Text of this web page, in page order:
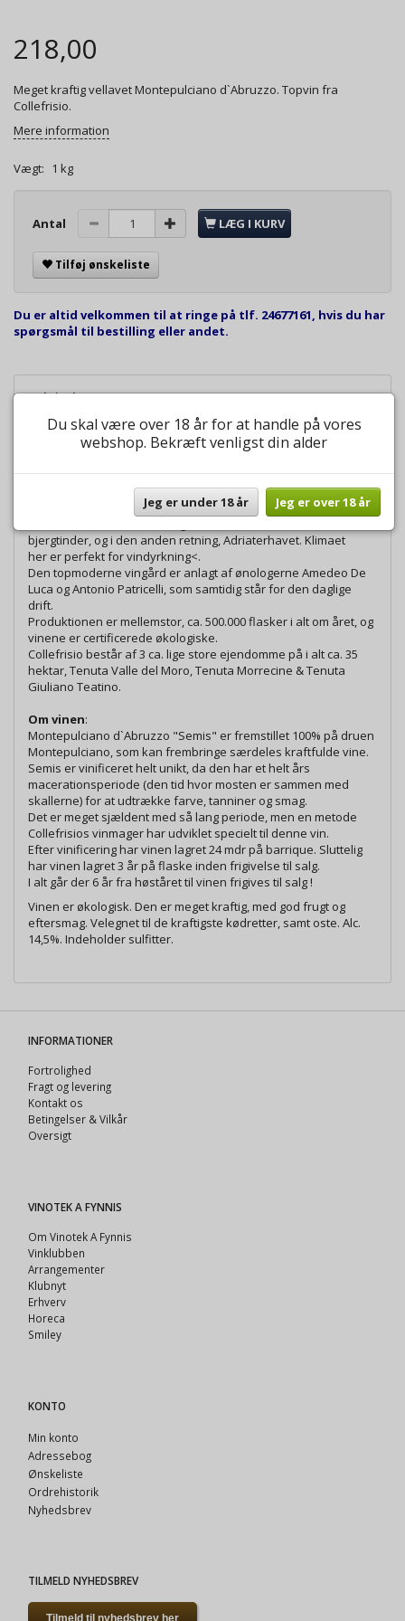
218,00
Meget kraftig vellavet Montepulciano d`Abruzzo. Topvin fra
Collefrisio.
Mere information
Vægt: 1 kg
Antal LÆG I KURV
Tilføj ønskeliste
Du er altid velkommen til at ringe på tlf. 24677161, hvis du har
spørgsmål til bestilling eller andet.
Beskrivelse
Om vinhuset Collefrisio:
provinsen nær byen Frisa, i regionen Abruzzo. Smukt
beliggende mellem bjerge og hav. Som salgschefen Andrea
Bianco beskriver det: > Man kan opholde sig på vingården om
bjergtinder, og i den anden retning, Adriaterhavet. Klimaet
her er perfekt for vindyrkning<.
Den topmoderne vingård er anlagt af ønologerne Amedeo De
Luca og Antonio Patricelli, som samtidig står for den daglige
drift.
Produktionen er mellemstor, ca. 500.000 flasker i alt om året, og
vinene er certificerede økologiske.
Collefrisio består af 3 ca. lige store ejendomme på i alt ca. 35
hektar, Tenuta Valle del Moro, Tenuta Morrecine & Tenuta
Giuliano Teatino.
Om vinen:
Montepulciano d`Abruzzo "Semis" er fremstillet 100% på druen
Montepulciano, som kan frembringe særdeles kraftfulde vine.
Semis er vinificeret helt unikt, da den har et helt års
macerationsperiode (den tid hvor mosten er sammen med
skallerne) for at udtrække farve, tanniner og smag.
Det er meget sjældent med så lang periode, men en metode
Collefrisios vinmager har udviklet specielt til denne vin.
Efter vinificering har vinen lagret 24 mdr på barrique. Sluttelig
har vinen lagret 3 år på flaske inden frigivelse til salg.
I alt går der 6 år fra høståret til vinen frigives til salg !
Vinen er økologisk. Den er meget kraftig, med god frugt og
eftersmag. Velegnet til de kraftigste kødretter, samt oste. Alc.
14,5%. Indeholder sulfitter.
INFORMATIONER
Fortrolighed
Fragt og levering
Kontakt os
Betingelser & Vilkår
Oversigt
VINOTEK A FYNNIS
Om Vinotek A Fynnis
Vinklubben
Arrangementer
Klubnyt
Erhverv
Horeca
Smiley
KONTO
Min konto
Adressebog
Ønskeliste
Ordrehistorik
Nyhedsbrev
TILMELD NYHEDSBREV
Tilmeld til nyhedsbrev her
Du skal være over 18 år for at handle på vores
webshop. Bekræft venligst din alder
Jeg er under 18 år Jeg er over 18 år